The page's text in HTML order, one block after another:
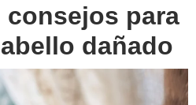
consejos para
dañado